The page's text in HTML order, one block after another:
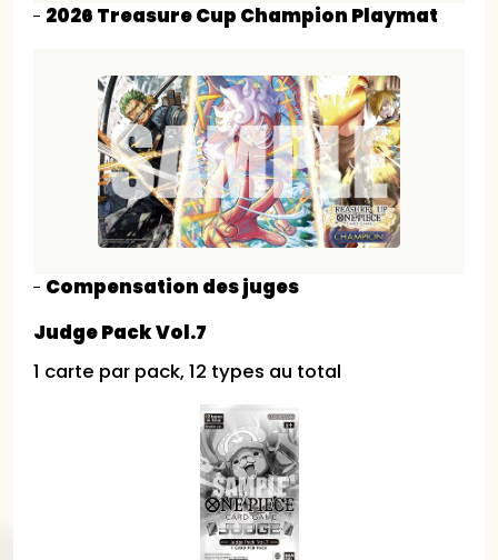
2026 Treasure Cup Champion Playmat
Compensation des juges
Judge Pack Vol.7
1 carte par pack, 12 types au total